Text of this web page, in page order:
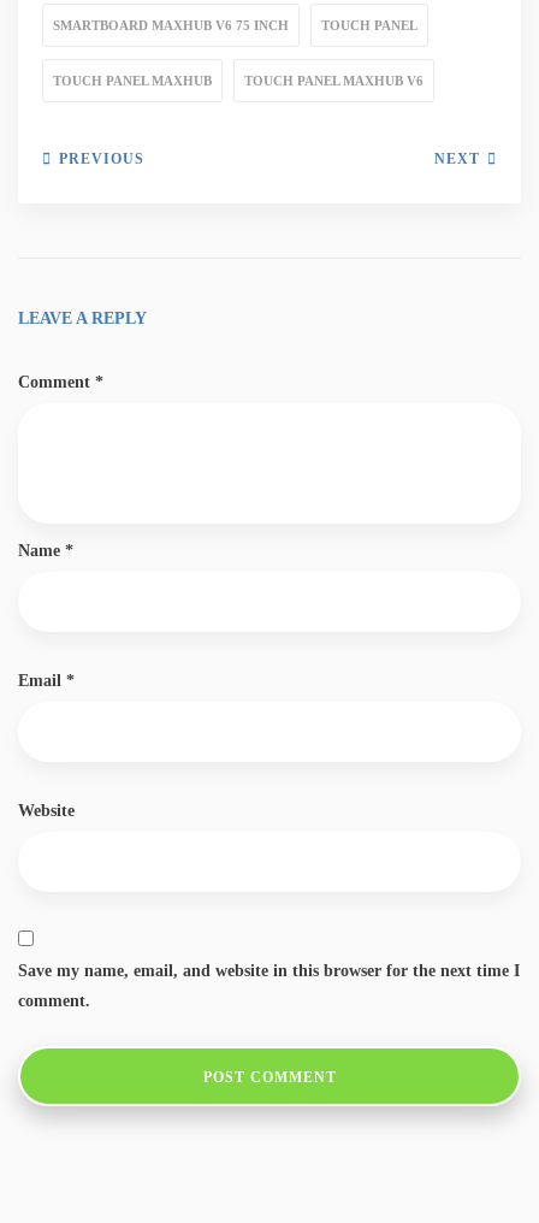
SMARTBOARD MAXHUB V6 75 INCH TOUCH PANEL
TOUCH PANEL MAXHUB TOUCH PANEL MAXHUB V6
PREVIOUS NEXT
LEAVE A REPLY
Comment *
Name *
Email *
Website
Save my name, email, and website in this browser for the next time I
comment.